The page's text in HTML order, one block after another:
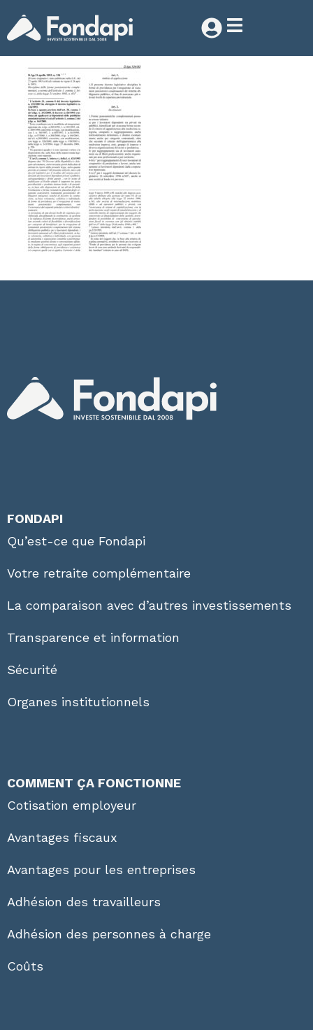
FONDAPI
Qu’est-ce que Fondapi
Votre retraite complémentaire
La comparaison avec d’autres investissements
Transparence et information
Sécurité
Organes institutionnels
COMMENT ÇA FONCTIONNE
Cotisation employeur
Avantages fiscaux
Avantages pour les entreprises
Adhésion des travailleurs
Adhésion des personnes à charge
Coûts